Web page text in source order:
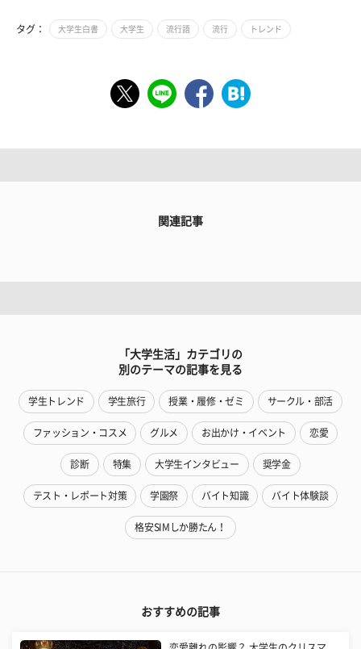
タグ： 大学生白書 大学生 流行語 流行 トレンド
関連記事
「大学生活」カテゴリの
別のテーマの記事を見る
学生トレンド 学生旅行 授業・履修・ゼミ サークル・部活
ファッション・コスメ グルメ お出かけ・イベント 恋愛
診断 特集 大学生インタビュー 奨学金
テスト・レポート対策 学園祭 バイト知識 バイト体験談
格安SIMしか勝たん！
おすすめの記事